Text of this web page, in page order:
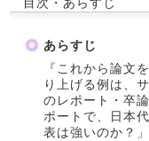
あらすじ
『これから論文
り上げる例は、
のレポート・卒
ポートで、日本
表は強いのか？